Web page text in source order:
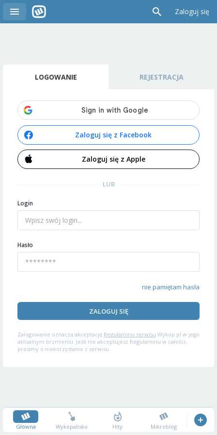
Zaloguj się
LOGOWANIE REJESTRACJA
Zaloguj się z Facebook
Zaloguj się z Apple
LUB
Login
Hasło
nie pamiętam hasła
ZALOGUJ SIĘ
Zalogowanie oznacza akceptację Regulaminu serwisu Wykop.pl w jego
aktualnym brzmieniu. Jeśli nie akceptujesz Regulaminu w całości,
prosimy o niekorzystanie z serwisu.
Główna Wykopalisko Hity Mikroblog